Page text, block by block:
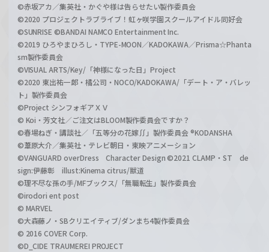
©赤坂アカ／集英社・かぐや様は告らせたい製作委員会
©2020 プロジェクトラブライブ！虹ヶ咲学園スクールアイドル同好会
©SUNRISE ©BANDAI NAMCO Entertainment Inc.
©2019 ひろやまひろし・TYPE-MOON／KADOKAWA／Prisma☆Phanta
sm製作委員会
©VISUAL ARTS/Key/「神様になった日」Project
©2020 東出祐一郎・橘公司・NOCO/KADOKAWA/「デート・ア・バレッ
ト」製作委員会
©Project シンフォギアＸＶ
© Koi・芳文社／ご注文はBLOOM製作委員会ですか？
©春場ねぎ・講談社／「五等分の花嫁∬」製作委員会 ®KODANSHA
©葦原大介／集英社・テレビ朝日・東映アニメーション
©VANGUARD overDress Character Design ©2021 CLAMP・ST de
sign:伊藤彰 illust:Kinema citrus/獣道
©理不尽な孫の手/MFブックス/「無職転生」製作委員会
©irodori ent post
© MARVEL
©大森藤ノ・SBクリエイティブ/ダンまち4製作委員会
© 2016 COVER Corp.
©D_CIDE TRAUMEREI PROJECT